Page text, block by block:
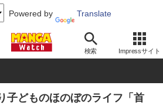
Powered by Translate
検索 Impressサイト
子どものほのぼのライフ「首